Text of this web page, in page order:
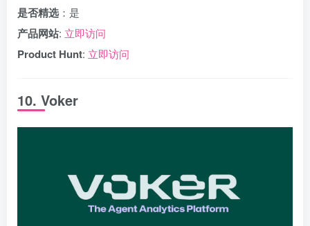
是否精选 ：是
产品网站: 立即访问
Product Hunt: 立即访问
10. Voker